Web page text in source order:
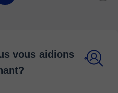
vous aidions